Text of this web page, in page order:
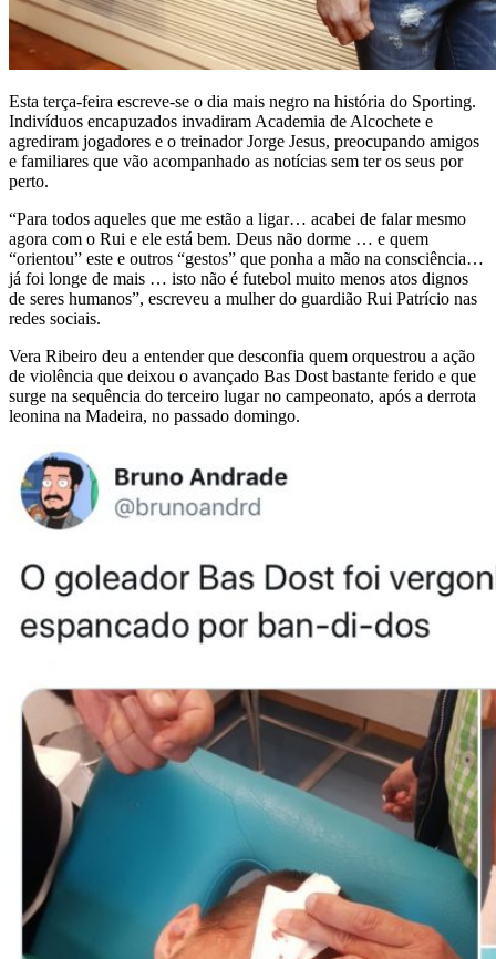
Esta terça-feira escreve-se o dia mais negro na história do Sporting.
Indivíduos encapuzados invadiram Academia de Alcochete e
agrediram jogadores e o treinador Jorge Jesus, preocupando amigos
e familiares que vão acompanhado as notícias sem ter os seus por
perto.
“Para todos aqueles que me estão a ligar… acabei de falar mesmo
agora com o Rui e ele está bem. Deus não dorme … e quem
“orientou” este e outros “gestos” que ponha a mão na consciência…
já foi longe de mais … isto não é futebol muito menos atos dignos
de seres humanos”, escreveu a mulher do guardião Rui Patrício nas
redes sociais.
Vera Ribeiro deu a entender que desconfia quem orquestrou a ação
de violência que deixou o avançado Bas Dost bastante ferido e que
surge na sequência do terceiro lugar no campeonato, após a derrota
leonina na Madeira, no passado domingo.